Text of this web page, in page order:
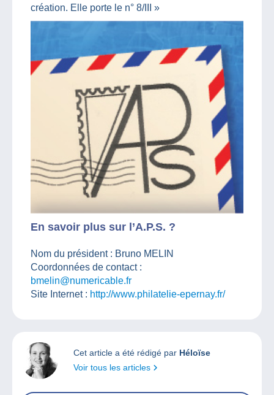
création. Elle porte le n° 8/III »
En savoir plus sur l’A.P.S. ?
Nom du président : Bruno MELIN
Coordonnées de contact :
bmelin@numericable.fr
Site Internet : http://www.philatelie-epernay.fr/
Cet article a été rédigé par Héloïse
Voir tous les articles